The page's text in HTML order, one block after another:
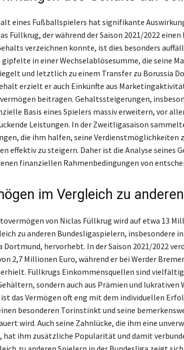
eines Fußballspielers hat signifikante
Füllkrug, der während der Saison 2021/2022
verzeichnen konnte, ist dies besonders
gipfelte in einer Wechselablösesumme, die seine
und letztlich zu einem Transfer zu Borussia
erzielt er auch Einkünfte aus
beitragen. Gehaltssteigerungen,
Basis eines Spielers massiv erweitern, vor
Leistungen. In der Zweitligasaison
die ihm halfen, seine Verdienstmöglichkeiten
effektiv zu steigern. Daher ist die Analyse seines
finanziellen Rahmenbedingungen von
im Vergleich zu
von Niclas Füllkrug wird auf etwa 13
zu anderen Bundesligaspielern, insbesondere
Dortmund, hervorhebt. In der Saison 2021/2022
2,7 Millionen Euro, während er bei Werder
Füllkrugs Einkommensquellen sind
sondern auch aus Prämien und
das Vermögen oft eng mit dem individuellen
besonderen Torinstinkt und seine
wird. Auch seine Zahnlücke, die ihm eine
hat ihm zusätzliche Popularität und damit